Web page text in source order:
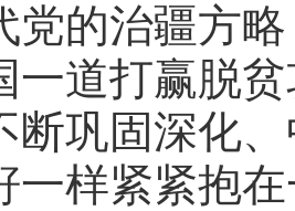
党的治疆方
一道打赢脱
断巩固深化
一样紧紧抱